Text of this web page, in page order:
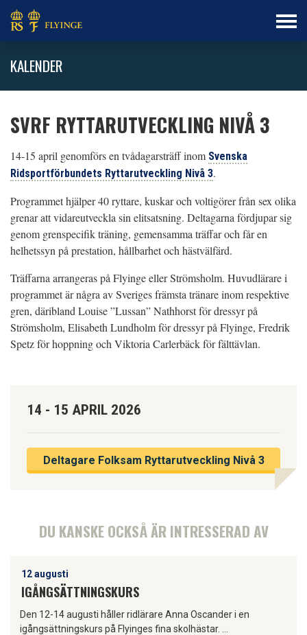
KALENDER
SVRF RYTTARUTVECKLING NIVÅ 3
14-15 april genomförs en tvådagarsträff inom Svenska
Ridsportförbundets Ryttarutveckling Nivå 3.
Programmet hjälper 40 ryttare, kuskar och voltigörer från sex olika
grenar att vidareutveckla sin elitsatsning. Deltagarna fördjupar sig
genom grenspecifik träning, gemensamma träffar och får en
helhetssyn på prestation, hållbarhet och hästvälfärd.
Träffarna arrangeras på Flyinge eller Strömsholm. Huvudlärare i
programmet är några av Sveriges främsta tränare inom respektive
gren, däribland Louise ”Lussan” Nathhorst för dressyr på
Strömsholm, Elisabeth Lundholm för dressyr på Flyinge, Fredrik
Spetz för hoppning och Viktoria Carlerbäck för fälttävlan.
14 - 15 APRIL 2026
Deltagare Folksam Ryttarutveckling Nivå 3
DU KANSKE OCKSÅ ÄR INTRESSERAD AV
12 augusti
IGÅNGSÄTTNINGSKURS
Den 12-14 augusti håller ridlärare Anna Oscander i en
igångsättningskurs på Flyinges fina skolhästar. …